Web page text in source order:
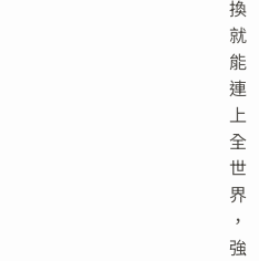
換
就
能
連
上
全
世
界
，
強